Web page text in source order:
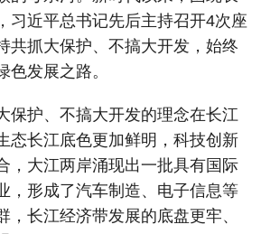
习近平总书记先后主持召开4次座
共抓大保护、不搞大开发，始终
色发展之路。
护、不搞大开发的理念在长江
态长江底色更加鲜明，科技创新
，大江两岸涌现出一批具有国际
，形成了汽车制造、电子信息等
，长江经济带发展的底盘更牢、